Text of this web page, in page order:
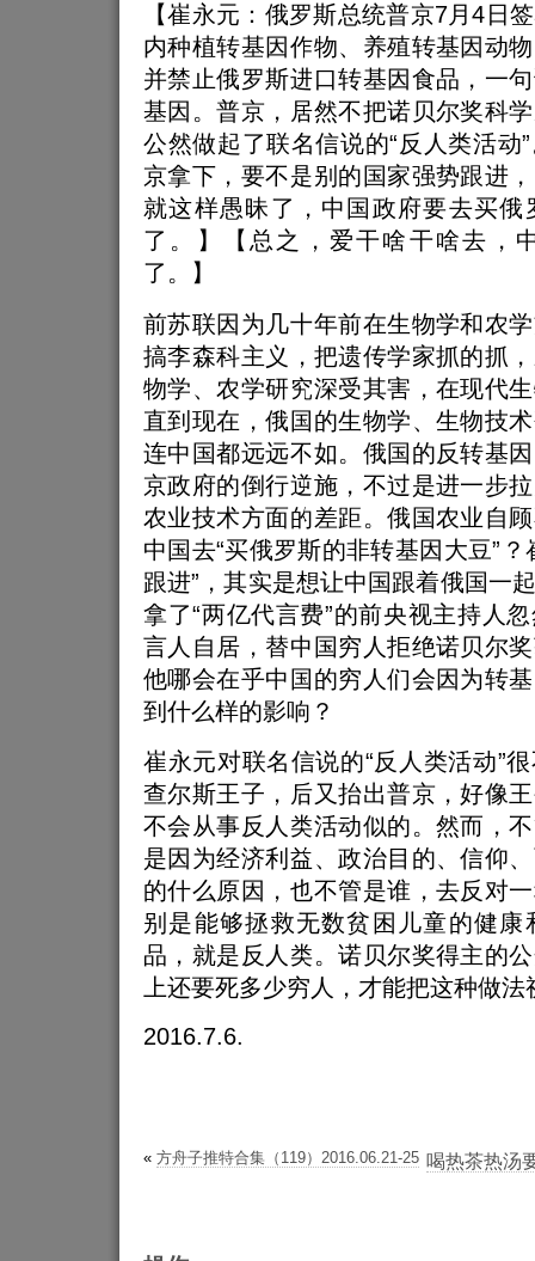
【崔永元：俄罗斯总统普京7月4日
内种植转基因作物、养殖转基因动
并禁止俄罗斯进口转基因食品，一
基因。普京，居然不把诺贝尔奖科
公然做起了联名信说的“反人类活动
京拿下，要不是别的国家强势跟进
就这样愚昧了，中国政府要去买俄
了。】【总之，爱干啥干啥去，
了。】
前苏联因为几十年前在生物学和农
搞李森科主义，把遗传学家抓的抓
物学、农学研究深受其害，在现代
直到现在，俄国的生物学、生物技
连中国都远远不如。俄国的反转基
京政府的倒行逆施，不过是进一步
农业技术方面的差距。俄国农业自
中国去“买俄罗斯的非转基因大豆”
跟进”，其实是想让中国跟着俄国一
拿了“两亿代言费”的前央视主持人
言人自居，替中国穷人拒绝诺贝尔
他哪会在乎中国的穷人们会因为转
到什么样的影响？
崔永元对联名信说的“反人类活动”
查尔斯王子，后又抬出普京，好像
不会从事反人类活动似的。然而，
是因为经济利益、政治目的、信仰
的什么原因，也不管是谁，去反对
别是能够拯救无数贫困儿童的健康
品，就是反人类。诺贝尔奖得主的
上还要死多少穷人，才能把这种做
2016.7.6.
« 方舟子推特合集（119）2016.06.21-25 喝热茶热汤